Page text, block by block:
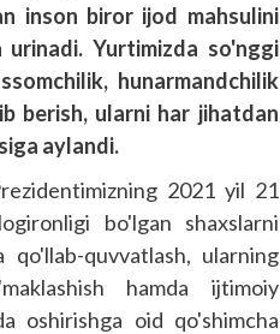
inson biror ijod mahsulini
Yurtimizda so'nggi
hunarmandchilik
berish, ularni har jihatdan
aylandi.
2021 yil 21
bo'lgan shaxslarni
qo'llab-quvvatlash, ularning
hamda ijtimoiy
oshirishga oid qo'shimcha